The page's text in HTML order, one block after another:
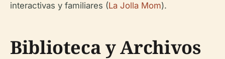
interactivas y familiares (La Jolla Mom).
Biblioteca y Archivos